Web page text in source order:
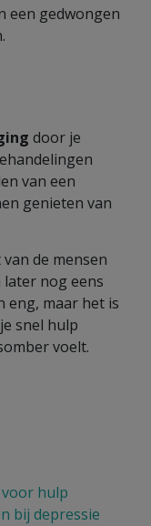
een gedwongen
door je
van een
genieten van
de mensen
later nog eens
eng, maar het is
snel hulp
voelt.
hulp
bij depressie